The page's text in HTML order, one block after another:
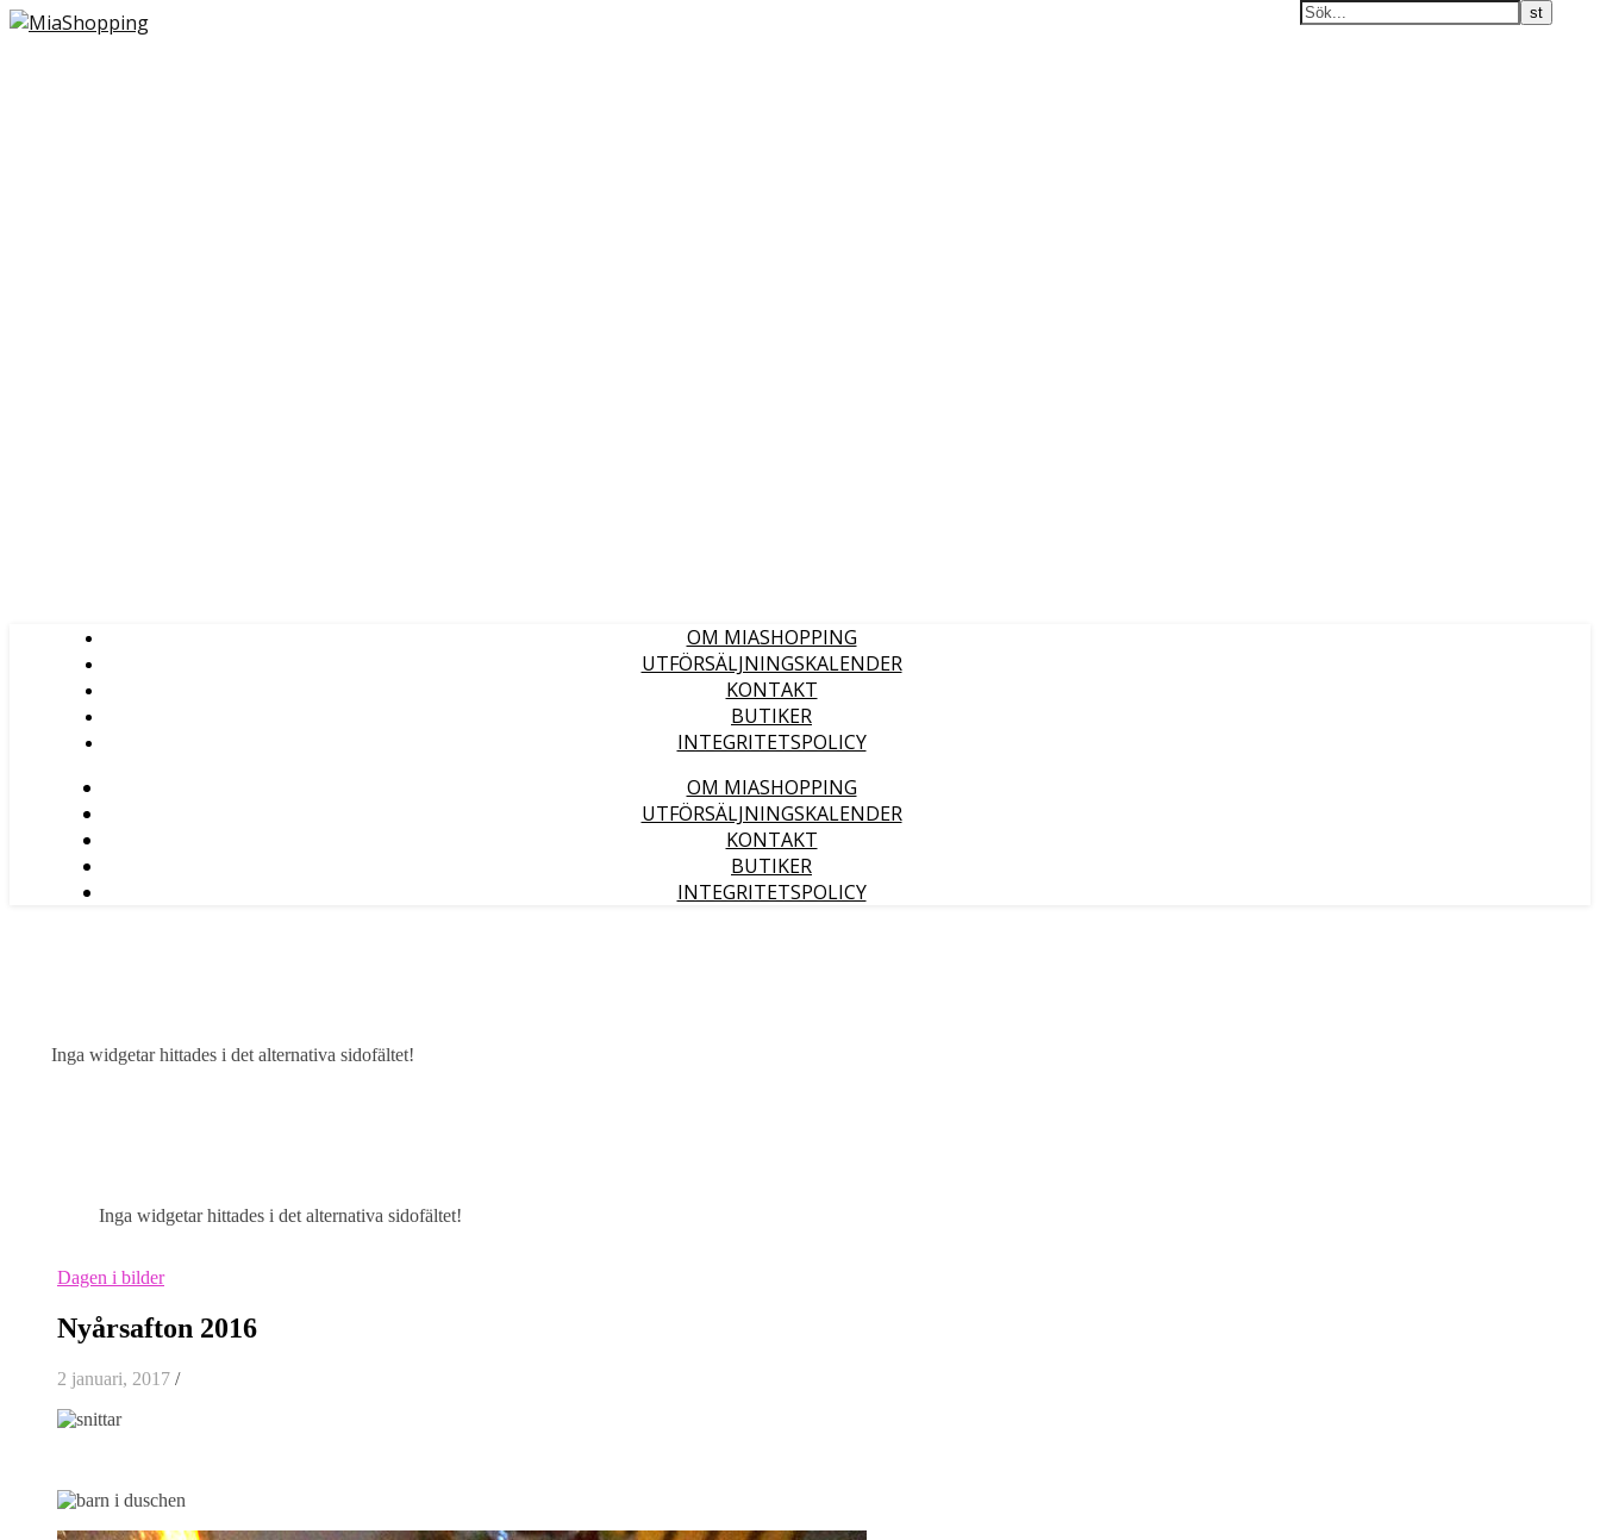
OM MIASHOPPING
UTFÖRSÄLJNINGSKALENDER
KONTAKT
BUTIKER
INTEGRITETSPOLICY
OM MIASHOPPING
UTFÖRSÄLJNINGSKALENDER
KONTAKT
BUTIKER
INTEGRITETSPOLICY
Inga widgetar hittades i det alternativa sidofältet!
Inga widgetar hittades i det alternativa sidofältet!
Dagen i bilder
Nyårsafton 2016
2 januari, 2017 /